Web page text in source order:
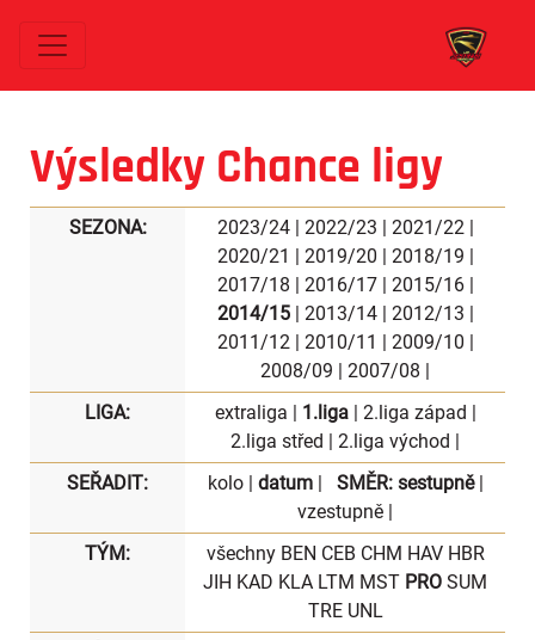
Výsledky Chance ligy
SEZONA: 2023/24| 2022/23 | 2021/22|
2020/21 | 2019/20 | 2018/19 |
2017/18 | 2016/17| 2015/16|
2014/15| 2013/14| 2012/13 |
2011/12| 2010/11 | 2009/10 |
2008/09 | 2007/08 |
LIGA:
extraliga | 1.liga| 2.liga západ |
2.liga střed | 2.liga východ |
SEŘADIT:
kolo| datum| SMĚR: sestupně|
vzestupně |
TÝM:
všechny BEN CEB CHM HAV HBR
JIH KAD KLA LTM MST PRO SUM
TRE UNL